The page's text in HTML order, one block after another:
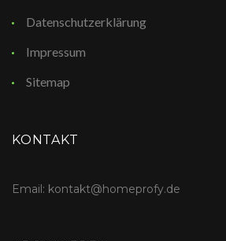
Datenschutzerklärung
Impressum
Sitemap
KONTAKT
Email: kontakt@homeprofy.de